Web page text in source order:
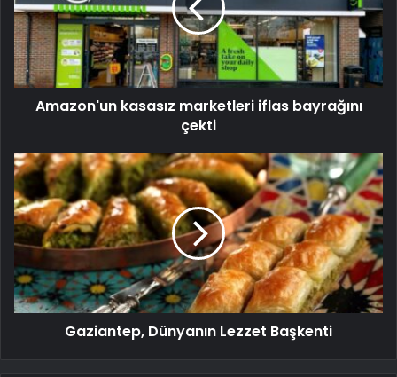
Amazon'un kasasız marketleri iflas bayrağını
çekti
Gaziantep, Dünyanın Lezzet Başkenti